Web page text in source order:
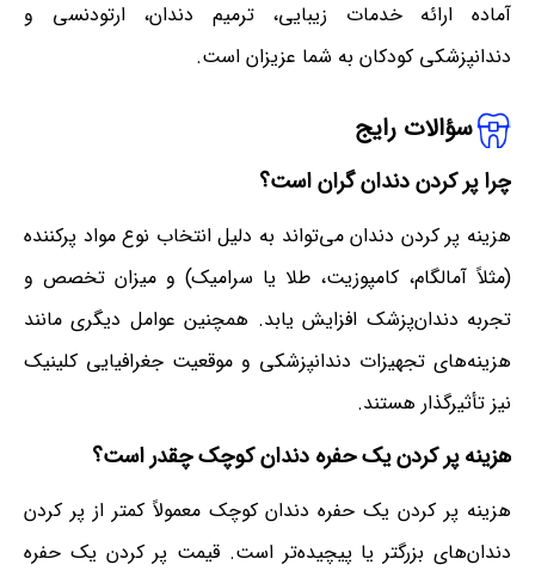
آماده ارائه خدمات زیبایی، ترمیم دندان، ارتودنسی و
دندانپزشکی کودکان به شما عزیزان است.
سؤالات رایج
چرا پر کردن دندان گران است؟
هزینه پر کردن دندان می‌تواند به دلیل انتخاب نوع مواد پرکننده
(مثلاً آمالگام، کامپوزیت، طلا یا سرامیک) و میزان تخصص و
تجربه دندان‌پزشک افزایش یابد. همچنین عوامل دیگری مانند
هزینه‌های تجهیزات دندانپزشکی و موقعیت جغرافیایی کلینیک
نیز تأثیرگذار هستند.
هزینه پر کردن یک حفره دندان کوچک چقدر است؟
هزینه پر کردن یک حفره دندان کوچک معمولاً کمتر از پر کردن
دندان‌های بزرگتر یا پیچیده‌تر است. قیمت پر کردن یک حفره